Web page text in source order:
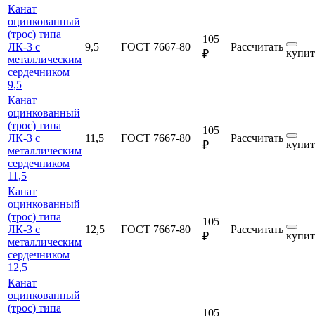
Канат
оцинкованный
(трос) типа
ЛК-3 с
металлическим
сердечником
9,5
9,5 ГОСТ 7667-80
105
₽
Рассчитать
Канат
оцинкованный
(трос) типа
ЛК-3 с
металлическим
сердечником
11,5
11,5 ГОСТ 7667-80
105
₽
Рассчитать
Канат
оцинкованный
(трос) типа
ЛК-3 с
металлическим
сердечником
12,5
12,5 ГОСТ 7667-80
105
₽
Рассчитать
Канат
оцинкованный
(трос) типа
105